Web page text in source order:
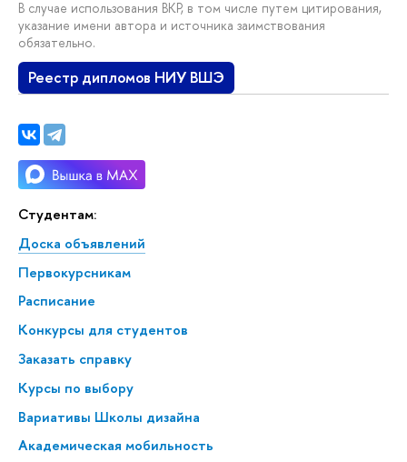
Студентам:
Доска объявлений
Первокурсникам
Расписание
Конкурсы для студентов
Заказать справку
Курсы по выбору
Вариативы Школы дизайна
Академическая мобильность
В случае использования ВКР, в том числе путем цитирования,
указание имени автора и источника заимствования
обязательно.
Реестр дипломов НИУ ВШЭ